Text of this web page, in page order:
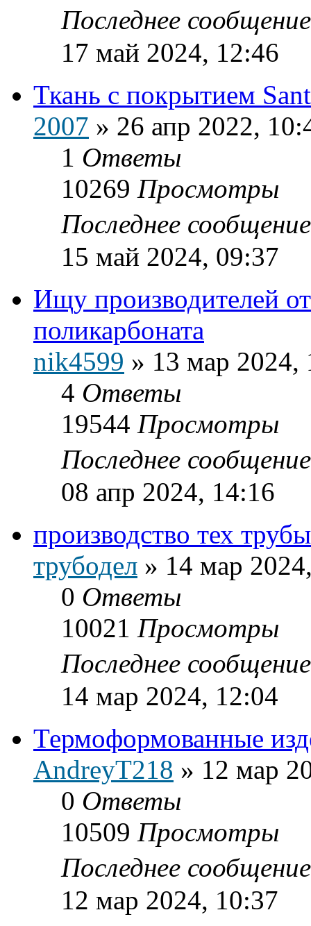
Последнее
17 май 2024, 12:46
Ткань с покрытием
2007 » 26 апр 2022,
1 Ответы
10269 Просмотры
Последнее
15 май 2024, 09:37
Ищу производителей
поликарбоната
nik4599 » 13 мар 2024,
4 Ответы
19544 Просмотры
Последнее
08 апр 2024, 14:16
производство тех
трубодел » 14 мар
0 Ответы
10021 Просмотры
Последнее
14 мар 2024, 12:04
Термоформованные
AndreyT218 » 12 мар
0 Ответы
10509 Просмотры
Последнее
12 мар 2024, 10:37